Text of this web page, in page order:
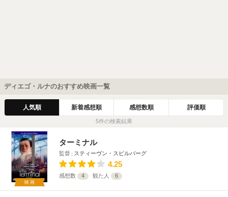
ディエゴ・ルナのおすすめ映画一覧
人気順 新着感想順 感想数順 評価順
5件の検索結果
映画
ターミナル
監督 スティーヴン・スピルバーグ
4.25
感想数 4 観た人 6